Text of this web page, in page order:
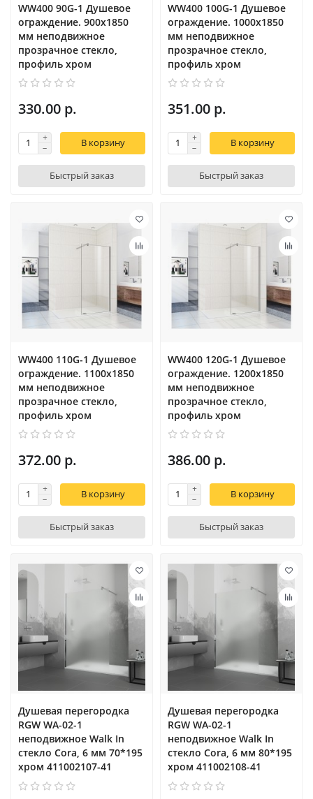
WW400 90G-1 Душевое
ограждение. 900х1850
мм неподвижное
прозрачное стекло,
профиль хром
330.00 р.
В корзину
Быстрый заказ
WW400 100G-1 Душевое
ограждение. 1000х1850
мм неподвижное
прозрачное стекло,
профиль хром
351.00 р.
В корзину
Быстрый заказ
WW400 110G-1 Душевое
ограждение. 1100х1850
мм неподвижное
прозрачное стекло,
профиль хром
372.00 р.
В корзину
Быстрый заказ
WW400 120G-1 Душевое
ограждение. 1200х1850
мм неподвижное
прозрачное стекло,
профиль хром
386.00 р.
В корзину
Быстрый заказ
Душевая перегородка
RGW WA-02-1
неподвижное Walk In
cтекло Cora, 6 мм 70*195
xром 411002107-41
Душевая перегородка
RGW WA-02-1
неподвижное Walk In
cтекло Cora, 6 мм 80*195
xром 411002108-41